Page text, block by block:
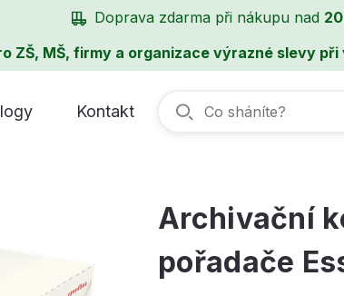
Doprava zdarma při nákupu nad
ZŠ, MŠ, firmy a organizace výrazné slevy
Kontakt
Archivační
pořadače